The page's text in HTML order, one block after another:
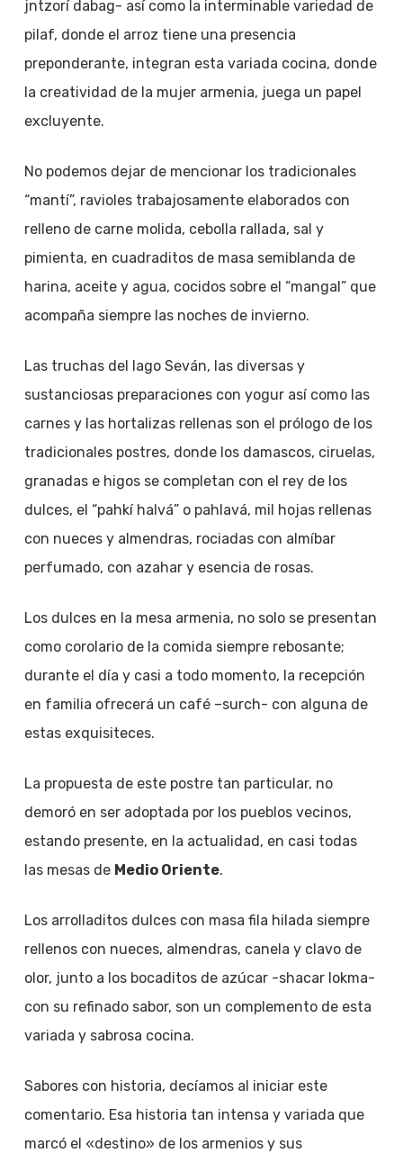
jntzorí dabag- así como la interminable variedad de
pilaf, donde el arroz tiene una presencia
preponderante, integran esta variada cocina, donde
la creatividad de la mujer armenia, juega un papel
excluyente.
No podemos dejar de mencionar los tradicionales
“mantí”, ravioles trabajosamente elaborados con
relleno de carne molida, cebolla rallada, sal y
pimienta, en cuadraditos de masa semiblanda de
harina, aceite y agua, cocidos sobre el “mangal” que
acompaña siempre las noches de invierno.
Las truchas del lago Seván, las diversas y
sustanciosas preparaciones con yogur así como las
carnes y las hortalizas rellenas son el prólogo de los
tradicionales postres, donde los damascos, ciruelas,
granadas e higos se completan con el rey de los
dulces, el “pahkí halvá” o pahlavá, mil hojas rellenas
con nueces y almendras, rociadas con almíbar
perfumado, con azahar y esencia de rosas.
Los dulces en la mesa armenia, no solo se presentan
como corolario de la comida siempre rebosante;
durante el día y casi a todo momento, la recepción
en familia ofrecerá un café –surch- con alguna de
estas exquisiteces.
La propuesta de este postre tan particular, no
demoró en ser adoptada por los pueblos vecinos,
estando presente, en la actualidad, en casi todas
las mesas de Medio Oriente.
Los arrolladitos dulces con masa fila hilada siempre
rellenos con nueces, almendras, canela y clavo de
olor, junto a los bocaditos de azúcar -shacar lokma-
con su refinado sabor, son un complemento de esta
variada y sabrosa cocina.
Sabores con historia, decíamos al iniciar este
comentario. Esa historia tan intensa y variada que
marcó el «destino» de los armenios y sus